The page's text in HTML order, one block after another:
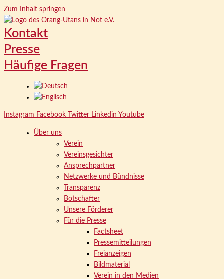
Zum Inhalt springen
Kontakt
Presse
Häufige Fragen
Instagram Facebook Twitter Linkedin Youtube
Über uns
Verein
Vereinsgesichter
Ansprechpartner
Netzwerke und Bündnisse
Transparenz
Botschafter
Unsere Förderer
Für die Presse
Factsheet
Pressemitteilungen
Freianzeigen
Bildmaterial
Verein in den Medien